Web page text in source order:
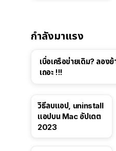
กำลังมาแรง
เบื่อเครือข่ายเดิม? ลอง
เถอะ !!!
วิธีลบแอป, uninstall
แอปบน Mac อัปเดต
2023